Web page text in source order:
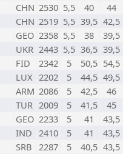
CHN 2530 5,5 40 44
CHN 2519 5,5 39,5 42,5
GEO 2358 5,5 38 39,5
UKR 2443 5,5 36,5 39,5
FID 2342 5 50,5 54,5
LUX 2202 5 44,5 49,5
ARM 2086 5 42,5 46
TUR 2009 5 41,5 45
GEO 2233 5 41 43,5
IND 2410 5 41 43,5
SRB 2287 5 40,5 43,5